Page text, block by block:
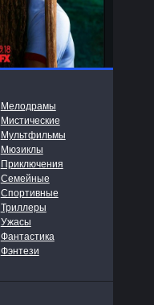
Мелодрамы
Мистические
Мультфильмы
Мюзиклы
Приключения
Семейные
Спортивные
Триллеры
Ужасы
Фантастика
Фэнтези